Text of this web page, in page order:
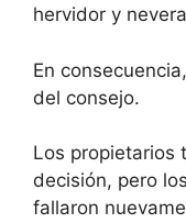
hervidor y
En
del consejo.
Los propietarios
decisión, pero
fallaron